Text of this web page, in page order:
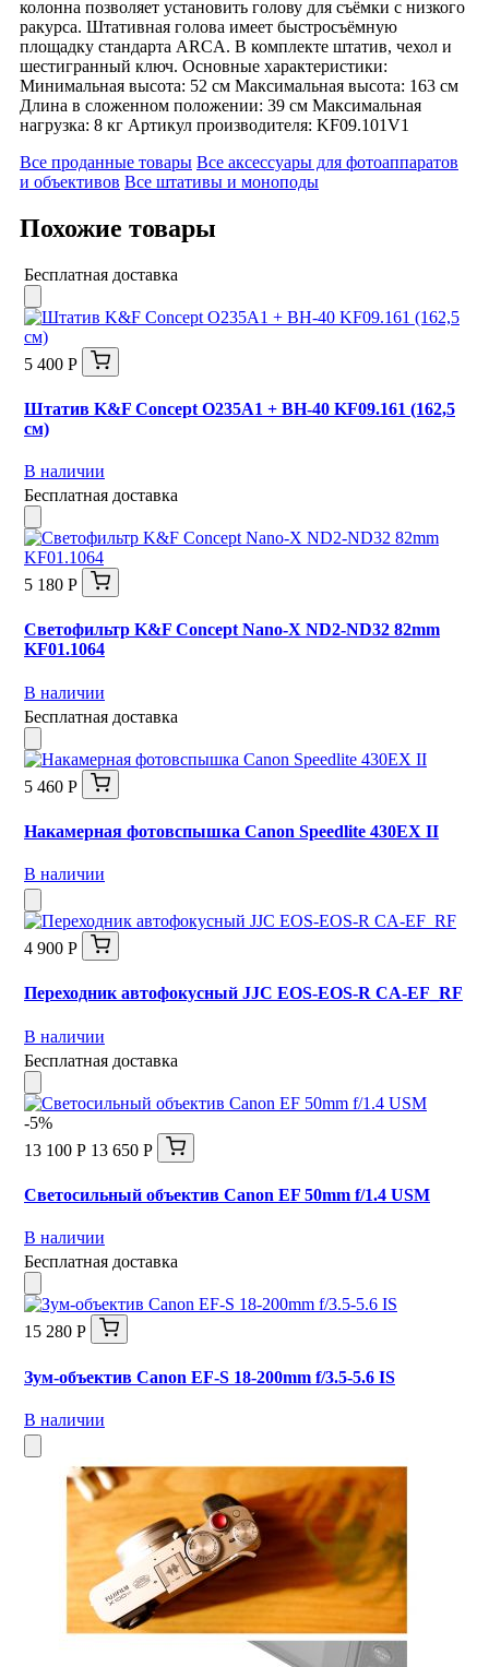
колонна позволяет установить голову для съёмки с низкого
ракурса. Штативная голова имеет быстросъёмную
площадку стандарта ARCA. В комплекте штатив, чехол и
шестигранный ключ. Основные характеристики:
Минимальная высота: 52 см Максимальная высота: 163 см
Длина в сложенном положении: 39 см Максимальная
нагрузка: 8 кг Артикул производителя: KF09.101V1
Все проданные товары Все аксессуары для фотоаппаратов
и объективов Все штативы и моноподы
Похожие товары
Бесплатная доставка
5 400 Р
Штатив K&F Concept O235A1 + BH-40 KF09.161 (162,5
см)
В наличии
Бесплатная доставка
5 180 Р
Светофильтр K&F Concept Nano-X ND2-ND32 82mm
KF01.1064
В наличии
Бесплатная доставка
5 460 Р
Накамерная фотовспышка Canon Speedlite 430EX II
В наличии
4 900 Р
Переходник автофокусный JJC EOS-EOS-R CA-EF_RF
В наличии
Бесплатная доставка
-5%
13 100 Р 13 650 Р
Светосильный объектив Canon EF 50mm f/1.4 USM
В наличии
Бесплатная доставка
15 280 Р
Зум-объектив Canon EF-S 18-200mm f/3.5-5.6 IS
В наличии